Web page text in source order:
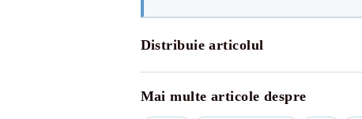
Distribuie articolul
Mai multe articole despre